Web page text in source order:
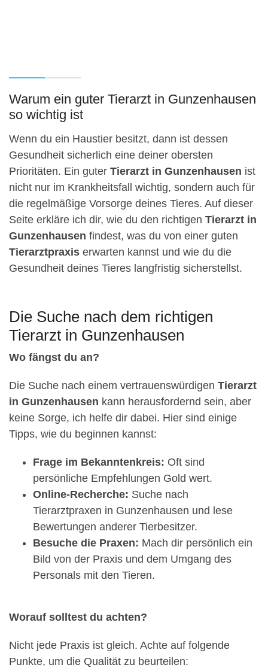
Warum ein guter Tierarzt in Gunzenhausen
so wichtig ist
Wenn du ein Haustier besitzt, dann ist dessen
Gesundheit sicherlich eine deiner obersten
Prioritäten. Ein guter Tierarzt in Gunzenhausen ist
nicht nur im Krankheitsfall wichtig, sondern auch für
die regelmäßige Vorsorge deines Tieres. Auf dieser
Seite erkläre ich dir, wie du den richtigen Tierarzt in
Gunzenhausen findest, was du von einer guten
Tierarztpraxis erwarten kannst und wie du die
Gesundheit deines Tieres langfristig sicherstellst.
Die Suche nach dem richtigen
Tierarzt in Gunzenhausen
Wo fängst du an?
Die Suche nach einem vertrauenswürdigen Tierarzt
in Gunzenhausen kann herausfordernd sein, aber
keine Sorge, ich helfe dir dabei. Hier sind einige
Tipps, wie du beginnen kannst:
Frage im Bekanntenkreis: Oft sind
persönliche Empfehlungen Gold wert.
Online-Recherche: Suche nach
Tierarztpraxen in Gunzenhausen und lese
Bewertungen anderer Tierbesitzer.
Besuche die Praxen: Mach dir persönlich ein
Bild von der Praxis und dem Umgang des
Personals mit den Tieren.
Worauf solltest du achten?
Nicht jede Praxis ist gleich. Achte auf folgende
Punkte, um die Qualität zu beurteilen: